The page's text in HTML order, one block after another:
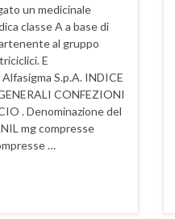
un medicinale
classe A a base di
al gruppo
E
S.p.A. INDICE
CONFEZIONI
. Denominazione del
mg compresse
…